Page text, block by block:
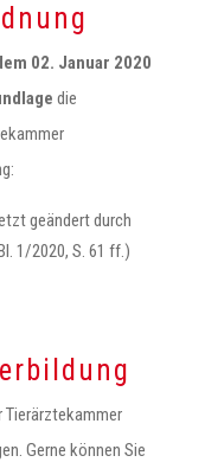
02. Januar 2020
die
geändert durch
1/2020, S. 61 ff.)
Tierärztekammer
Gerne können Sie